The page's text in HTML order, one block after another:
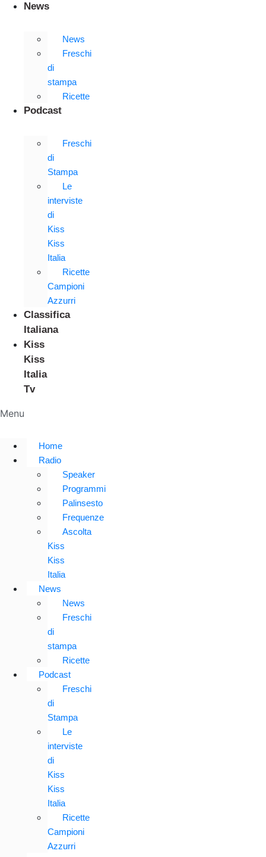
News
News
Freschi
di
stampa
Ricette
Podcast
Freschi
di
Stampa
Le
interviste
di
Kiss
Kiss
Italia
Ricette
Campioni
Azzurri
Classifica
Italiana
Kiss
Kiss
Italia
Tv
Menu
Home
Radio
Speaker
Programmi
Palinsesto
Frequenze
Ascolta
Kiss
Kiss
Italia
News
News
Freschi
di
stampa
Ricette
Podcast
Freschi
di
Stampa
Le
interviste
di
Kiss
Kiss
Italia
Ricette
Campioni
Azzurri